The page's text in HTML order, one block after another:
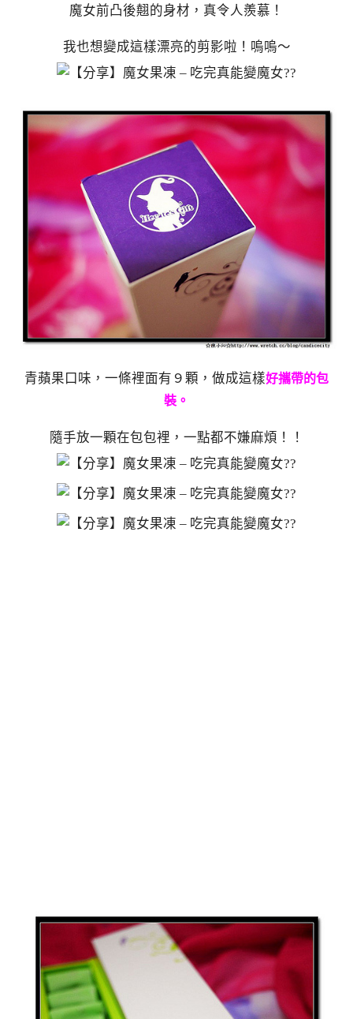
魔女前凸後翹的身材，真令人羨慕！
我也想變成這樣漂亮的剪影啦！嗚嗚～
青蘋果口味，一條裡面有９顆，做成這樣好攜帶的包
裝。
隨手放一顆在包包裡，一點都不嫌麻煩！！